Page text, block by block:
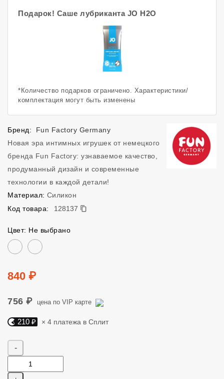
Подарок! Саше лубриканта JO H2O
*Количество подарков ограничено. Характеристики/
комплектация могут быть изменены
Бренд:
Fun Factory Germany
Новая эра интимных игрушек от немецкого
бренда Fun Factory: узнаваемое качество,
продуманный дизайн и современные
технологии в каждой детали!
Материал: Силикон
Код товара:
128137
128137
Цвет: Не выбрано
Цвет
Цена
840 ₽
756 ₽ цена по VIP карте
Яндекс Сплит. 210 руб, 4 платежа в Сплит
210 ₽ × 4 платежа в Сплит